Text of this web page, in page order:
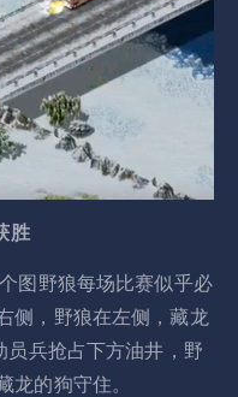
胜
野狼每场比赛似乎必
侧，野狼在左侧，藏龙
兵抢占下方油井，野
龙的狗守住。